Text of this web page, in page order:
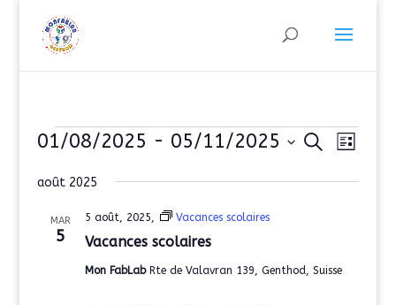
Évènements Recherche
de
vues
Liste
01/08/2025 - 05/11/2025
une
août 2025
MAR
5 Vacances scolaires
5 août, 2025, Vacances scolaires
Mon FabLab Rte de Valavran 139, Genthod, Suisse